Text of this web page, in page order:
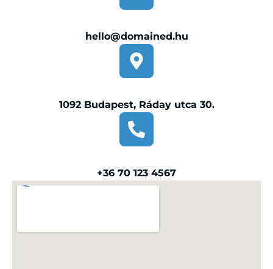
hello@domained.hu
1092 Budapest, Ráday utca 30.
+36 70 123 4567